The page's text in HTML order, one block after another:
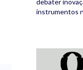
instrumentos
cda.png